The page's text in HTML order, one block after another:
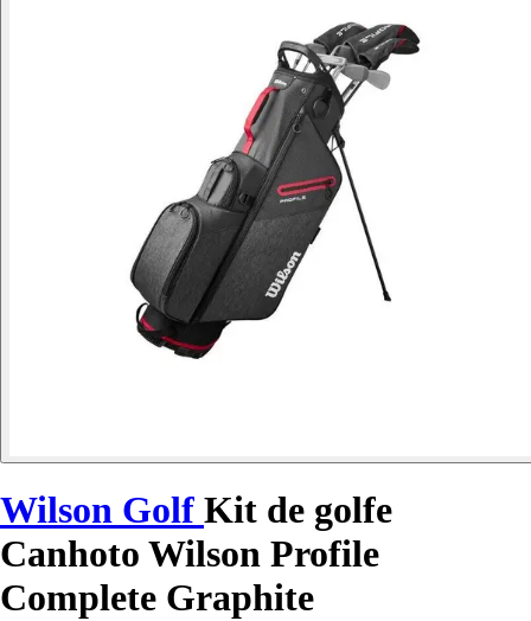
Wilson Golf Kit de golfe
Canhoto Wilson Profile
Complete Graphite